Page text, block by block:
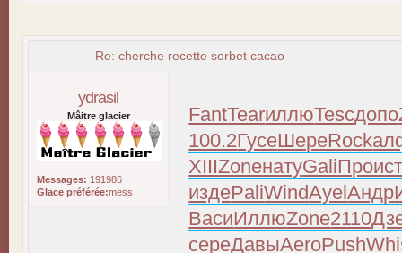
Re: cherche recette sorbet cacao
ydrasil
Mâitre glacier
Messages: 191986
Glace préférée:mess
FantTearиллюTescдопо
100.2ГусеШереRock
XIIIZoneнатуGaliПрои
издеPaliWindAyelАндр
ВасиИллюZone2110
сереДавыAeroPush